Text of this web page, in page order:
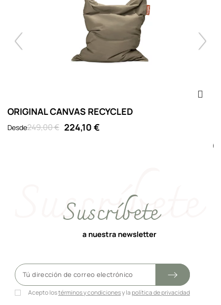
ORIGINAL CANVAS RECYCLED
Desde249,00 € 224,10 €
Suscríbete
a nuestra newsletter
Acepto lostérminos y condicionesy la política de privacidad